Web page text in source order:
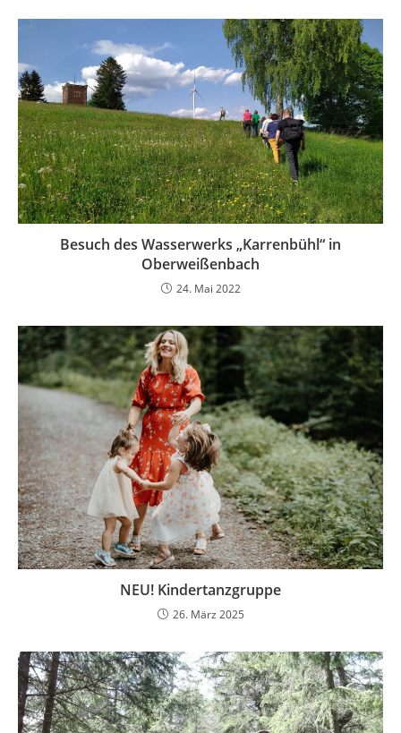
Besuch des Wasserwerks „Karrenbühl“ in
Oberweißenbach
24. Mai 2022
NEU! Kindertanzgruppe
26. März 2025